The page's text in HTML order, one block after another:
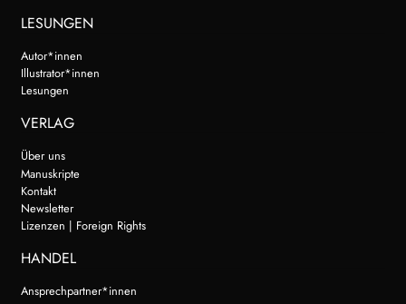
LESUNGEN
Autor*innen
Illustrator*innen
Lesungen
VERLAG
Über uns
Manuskripte
Kontakt
Newsletter
Lizenzen | Foreign Rights
HANDEL
Ansprechpartner*innen